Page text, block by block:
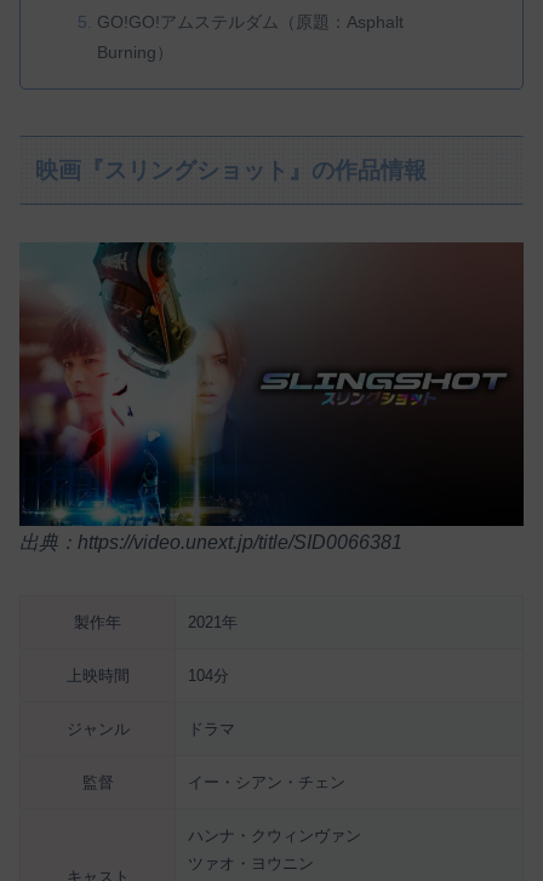
GO!GO!アムステルダム（原題：Asphalt
Burning）
映画『スリングショット』の作品情報
出典：https://video.unext.jp/title/SID0066381
製作年 2021年
上映時間 104分
ジャンル ドラマ
監督 イー・シアン・チェン
キャスト
ハンナ・クウィンヴァン
ツァオ・ヨウニン